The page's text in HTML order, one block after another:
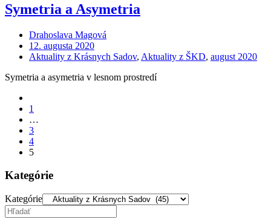
Symetria a Asymetria
Drahoslava Magová
12. augusta 2020
Aktuality z Krásnych Sadov, Aktuality z ŠKD, august 2020
Symetria a asymetria v lesnom prostredí
1
…
3
4
5
Kategórie
Kategórie